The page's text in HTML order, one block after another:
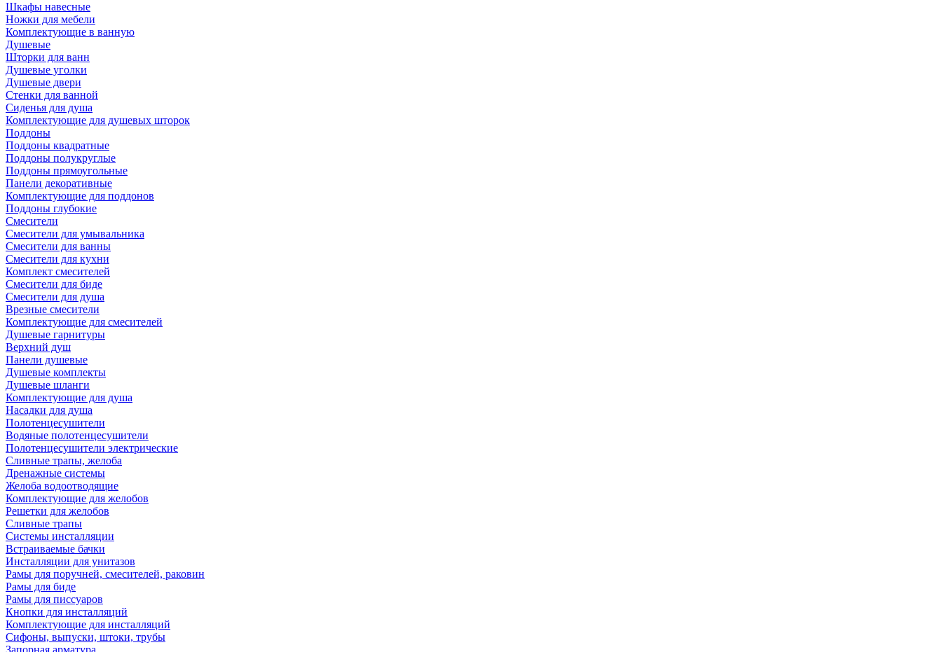
Шкафы навесные
Ножки для мебели
Комплектующие в ванную
Душевые
Шторки для ванн
Душевые уголки
Душевые двери
Стенки для ванной
Сиденья для душа
Комплектующие для душевых шторок
Поддоны
Поддоны квадратные
Поддоны полукруглые
Поддоны прямоугольные
Панели декоративные
Комплектующие для поддонов
Поддоны глубокие
Смесители
Смесители для умывальника
Смесители для ванны
Смесители для кухни
Комплект смесителей
Смесители для биде
Смесители для душа
Врезные смесители
Комплектующие для смесителей
Душевые гарнитуры
Верхний душ
Панели душевые
Душевые комплекты
Душевые шланги
Комплектующие для душа
Насадки для душа
Полотенцесушители
Водяные полотенцесушители
Полотенцесушители электрические
Сливные трапы, желоба
Дренажные системы
Желоба водоотводящие
Комплектующие для желобов
Решетки для желобов
Сливные трапы
Системы инсталляции
Встраиваемые бачки
Инсталляции для унитазов
Рамы для поручней, смесителей, раковин
Рамы для биде
Рамы для писсуаров
Кнопки для инсталляций
Комплектующие для инсталляций
Сифоны, выпуски, штоки, трубы
Запорная арматура